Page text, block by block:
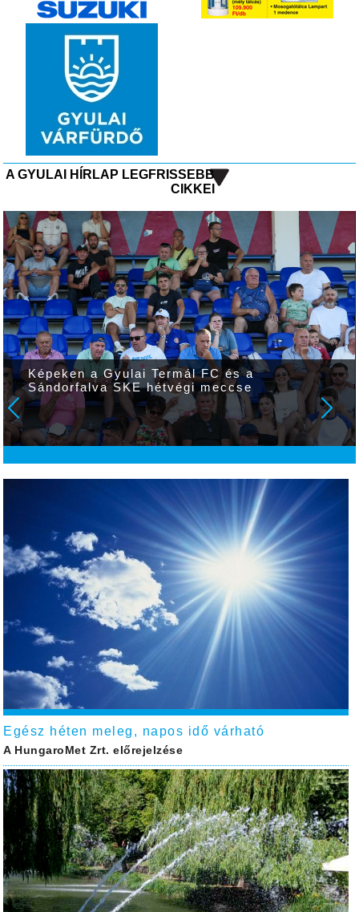
A GYULAI HÍRLAP LEGFRISSEBB
CIKKEI
Képeken a Gyulai Termál FC és a
Sándorfalva SKE hétvégi meccse
Egész héten meleg, napos idő várható
A HungaroMet Zrt. előrejelzése